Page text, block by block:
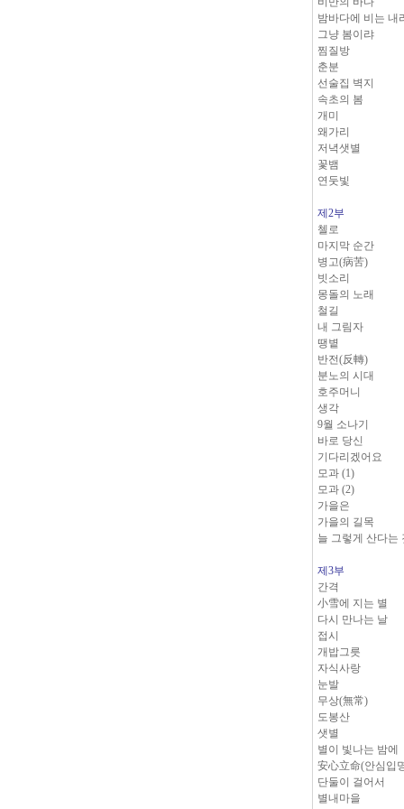
밤바다에 비는 내
그냥 봄이랴
찜질방
춘분
선술집 벽지
속초의 봄
개미
왜가리
저녁샛별
꽃뱀
연둣빛
제2부
첼로
마지막 순간
병고(病苦)
빗소리
몽돌의 노래
철길
내 그림자
땡볕
반전(反轉)
분노의 시대
호주머니
생각
9월 소나기
바로 당신
기다리겠어요
모과 (1)
모과 (2)
가을은
가을의 길목
늘 그렇게 산다
제3부
간격
小雪에 지는 별
다시 만나는 날
접시
개밥그릇
자식사랑
눈발
무상(無常)
도봉산
샛별
별이 빛나는 밤에
安心立命(안심입
단둘이 걸어서
별내마을